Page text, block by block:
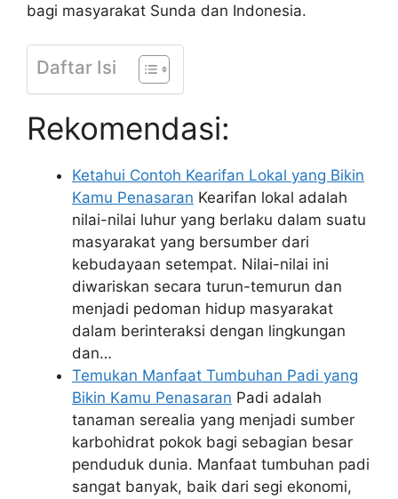
bagi masyarakat Sunda dan Indonesia.
Daftar Isi
Rekomendasi:
Ketahui Contoh Kearifan Lokal yang Bikin
Kamu Penasaran Kearifan lokal adalah
nilai-nilai luhur yang berlaku dalam suatu
masyarakat yang bersumber dari
kebudayaan setempat. Nilai-nilai ini
diwariskan secara turun-temurun dan
menjadi pedoman hidup masyarakat
dalam berinteraksi dengan lingkungan
dan…
Temukan Manfaat Tumbuhan Padi yang
Bikin Kamu Penasaran Padi adalah
tanaman serealia yang menjadi sumber
karbohidrat pokok bagi sebagian besar
penduduk dunia. Manfaat tumbuhan padi
sangat banyak, baik dari segi ekonomi,